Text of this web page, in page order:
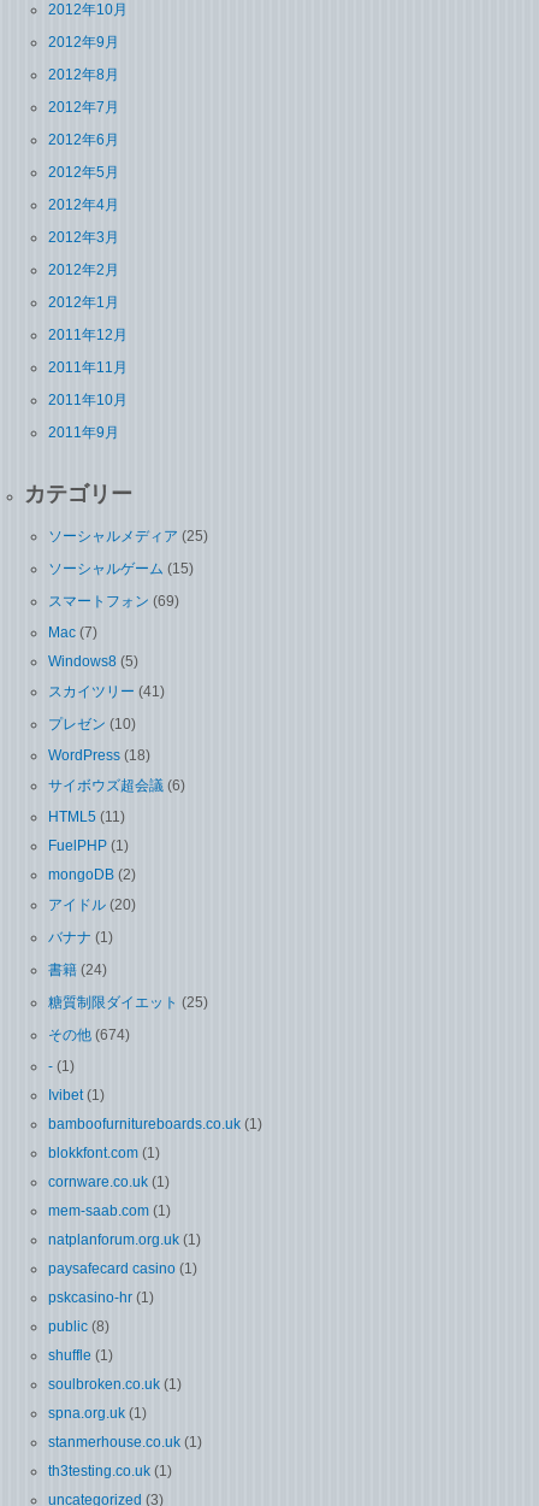
2012年10月
2012年9月
2012年8月
2012年7月
2012年6月
2012年5月
2012年4月
2012年3月
2012年2月
2012年1月
2011年12月
2011年11月
2011年10月
2011年9月
カテゴリー
ソーシャルメディア (25)
ソーシャルゲーム (15)
スマートフォン (69)
Mac (7)
Windows8 (5)
スカイツリー (41)
プレゼン (10)
WordPress (18)
サイボウズ超会議 (6)
HTML5 (11)
FuelPHP (1)
mongoDB (2)
アイドル (20)
バナナ (1)
書籍 (24)
糖質制限ダイエット (25)
その他 (674)
- (1)
Ivibet(1)
bamboofurnitureboards.co.uk (1)
blokkfont.com (1)
cornware.co.uk (1)
mem-saab.com (1)
natplanforum.org.uk (1)
paysafecard casino (1)
pskcasino-hr (1)
public (8)
shuffle (1)
soulbroken.co.uk (1)
spna.org.uk (1)
stanmerhouse.co.uk (1)
th3testing.co.uk (1)
uncategorized (3)